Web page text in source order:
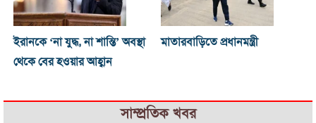
ইরানকে ‘না যুদ্ধ, না শান্তি’ অবস্থা
থেকে বের হওয়ার আহ্বান
মাতারবাড়িতে প্রধানমন্ত্রী
সাম্প্রতিক খবর